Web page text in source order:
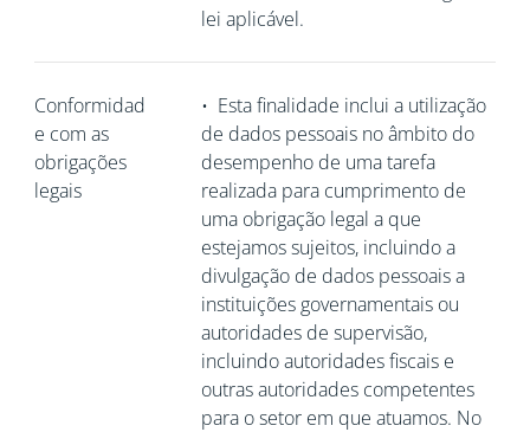
lei aplicável.
Conformidad
e com as
obrigações
legais
• Esta finalidade inclui a utilização
de dados pessoais no âmbito do
desempenho de uma tarefa
realizada para cumprimento de
uma obrigação legal a que
estejamos sujeitos, incluindo a
divulgação de dados pessoais a
instituições governamentais ou
autoridades de supervisão,
incluindo autoridades fiscais e
outras autoridades competentes
para o setor em que atuamos. No